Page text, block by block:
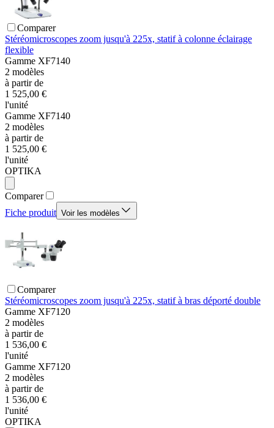
Comparer
Stéréomicroscopes zoom jusqu'à 225x, statif à colonne éclairage
flexible
Gamme XF7140
2 modèles
à partir de
1 525,00 €
l'unité
Gamme XF7140
2 modèles
à partir de
1 525,00 €
l'unité
OPTIKA
Comparer
Fiche produit Voir les modèles
Comparer
Stéréomicroscopes zoom jusqu'à 225x, statif à bras déporté double
Gamme XF7120
2 modèles
à partir de
1 536,00 €
l'unité
Gamme XF7120
2 modèles
à partir de
1 536,00 €
l'unité
OPTIKA